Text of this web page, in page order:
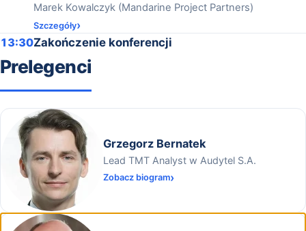
Marek Kowalczyk (Mandarine Project Partners)
Szczegóły
13:30Zakończenie konferencji
Prelegenci
Grzegorz Bernatek
Lead TMT Analyst w Audytel S.A.
Zobacz biogram